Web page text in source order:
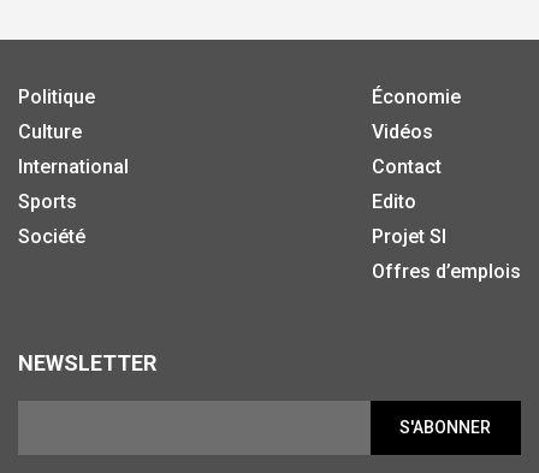
Politique
Culture
International
Sports
Société
Économie
Vidéos
Contact
Edito
Projet SI
Offres d’emplois
NEWSLETTER
S'ABONNER